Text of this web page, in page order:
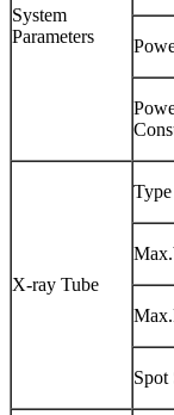
System
Parameters
X-ray Tube
Type
Spot